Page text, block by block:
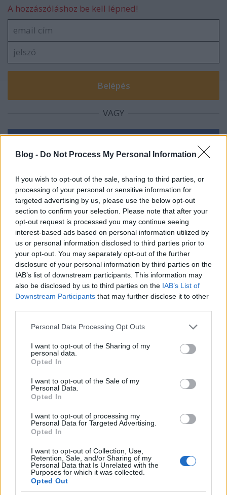
Blog - Do Not Process My Personal Information
If you wish to opt-out of the sale, sharing to third parties, or
processing of your personal or sensitive information for
targeted advertising by us, please use the below opt-out
section to confirm your selection. Please note that after your
opt-out request is processed you may continue seeing
interest-based ads based on personal information utilized by
us or personal information disclosed to third parties prior to
your opt-out. You may separately opt-out of the further
disclosure of your personal information by third parties on the
IAB’s list of downstream participants. This information may
also be disclosed by us to third parties on the IAB’s List of
Downstream Participants that may further disclose it to other
Please note that this website/app uses one or more Google
not limited to your visit or usage behaviour. You may click to
grant or deny consent to Google and its third-party tags to
use your data for below specified purposes in below Google
consent section.
Personal Data Processing Opt Outs
I want to opt-out of the Sharing of my
personal data.
Opted In
I want to opt-out of the Sale of my
Personal Data.
Opted In
I want to opt-out of processing my
Personal Data for Targeted Advertising.
Opted In
I want to opt-out of Collection, Use,
Retention, Sale, and/or Sharing of my
Personal Data that Is Unrelated with the
Purposes for which it was collected.
Opted Out
A hozzászóláshoz be kell lépned!
VAGY
8 éve
@kék madár
"a rokonaim kozul is vannak akik eheznek?"
Definiálnád, hogy szerinted mit jelent az, ha valaki
éhezik?
kék madár
8 éve
@Nagy kámpics: azt, hogy ehes mert nincs mit
Gyakran
@kék madár:
"azt, hogy ehes mert nincs mit ennie."